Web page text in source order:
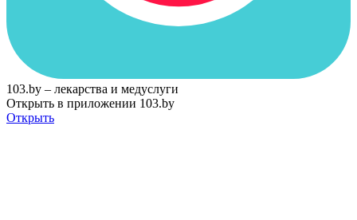
103.by – лекарства и медуслуги
Открыть в приложении 103.by
Открыть